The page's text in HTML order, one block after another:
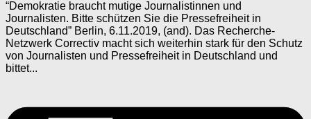
“Demokratie braucht mutige Journalistinnen und
Journalisten. Bitte schützen Sie die Pressefreiheit in
Deutschland” Berlin, 6.11.2019, (and). Das Recherche-
Netzwerk Correctiv macht sich weiterhin stark für den Schutz
von Journalisten und Pressefreiheit in Deutschland und
bittet...